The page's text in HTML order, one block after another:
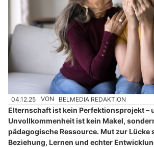
04.12.25 VON BELMEDIA REDAKTION
Elternschaft ist kein Perfektionsprojekt –
Unvollkommenheit ist kein Makel,
pädagogische Ressource. Mut zur Lücke
Beziehung, Lernen und echter